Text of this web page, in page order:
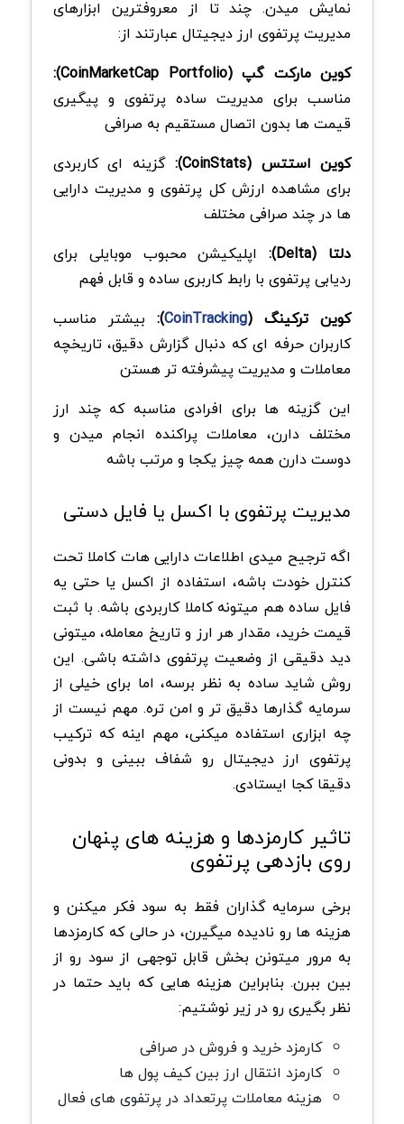
نمایش میدن. چند تا از معروفترین ابزارهای
مدیریت پرتفوی ارز دیجیتال عبارتند از:
کوین مارکت گپ (CoinMarketCap Portfolio):
مناسب برای مدیریت ساده پرتفوی و پیگیری
قیمت ها بدون اتصال مستقیم به صرافی
کوین استتس (CoinStats):
گزینه ای کاربردی
برای مشاهده ارزش کل پرتفوی و مدیریت دارایی
ها در چند صرافی مختلف
دلتا (Delta):
اپلیکیشن محبوب موبایلی برای
ردیابی پرتفوی با رابط کاربری ساده و قابل فهم
کوین ترکینگ (CoinTracking
): بیشتر مناسب
کاربران حرفه ای که دنبال گزارش دقیق، تاریخچه
معاملات و مدیریت پیشرفته تر هستن
این گزینه ها برای افرادی مناسبه که چند ارز
مختلف دارن، معاملات پراکنده انجام میدن و
دوست دارن همه چیز یکجا و مرتب باشه
مدیریت پرتفوی با اکسل یا فایل دستی
اگه ترجیح میدی اطلاعات دارایی هات کاملا تحت
کنترل خودت باشه، استفاده از اکسل یا حتی یه
فایل ساده هم میتونه کاملا کاربردی باشه. با ثبت
قیمت خرید، مقدار هر ارز و تاریخ معامله، میتونی
دید دقیقی از وضعیت پرتفوی داشته باشی. این
روش شاید ساده به نظر برسه، اما برای خیلی از
سرمایه گذارها دقیق تر و امن تره. مهم نیست از
چه ابزاری استفاده میکنی، مهم اینه که ترکیب
پرتفوی ارز دیجیتال رو شفاف ببینی و بدونی
دقیقا کجا ایستادی.
تاثیر کارمزدها و هزینه های پنهان
روی بازدهی پرتفوی
برخی سرمایه گذاران فقط به سود فکر میکنن و
هزینه ها رو نادیده میگیرن، در حالی که کارمزدها
به مرور میتونن بخش قابل توجهی از سود رو از
بین ببرن. بنابراین هزینه هایی که باید حتما در
نظر بگیری رو در زیر نوشتیم:
کارمزد خرید و فروش در صرافی
کارمزد انتقال ارز بین کیف پول ها
هزینه معاملات پرتعداد در پرتفوی های فعال